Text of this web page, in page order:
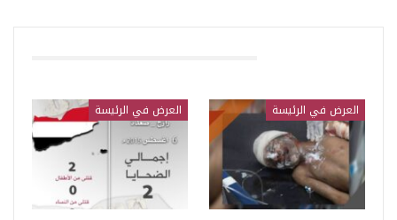
العرض في الرئيسة العرض في الرئيسة